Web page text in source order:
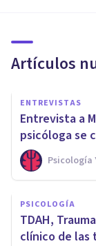
Artículos
ENTREVISTAS
Entrevista a
psicóloga se
Psicología
PSICOLOGÍA
TDAH,
clínico de las